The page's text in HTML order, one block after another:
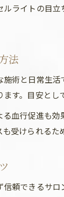
ライトの目
法
術と日常生
す。目安とし
血行促進も
受けられる
頼できるサ